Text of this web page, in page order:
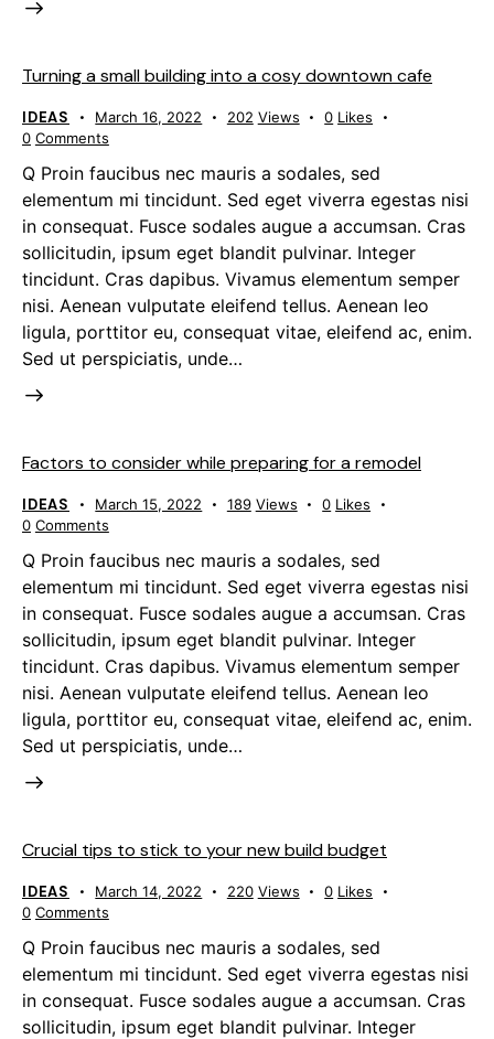
Turning a small building into a cosy downtown cafe
IDEAS March 16, 2022 202 Views 0 Likes
0 Comments
Q Proin faucibus nec mauris a sodales, sed
elementum mi tincidunt. Sed eget viverra egestas nisi
in consequat. Fusce sodales augue a accumsan. Cras
sollicitudin, ipsum eget blandit pulvinar. Integer
tincidunt. Cras dapibus. Vivamus elementum semper
nisi. Aenean vulputate eleifend tellus. Aenean leo
ligula, porttitor eu, consequat vitae, eleifend ac, enim.
Sed ut perspiciatis, unde…
Factors to consider while preparing for a remodel
IDEAS March 15, 2022 189 Views 0 Likes
0 Comments
Q Proin faucibus nec mauris a sodales, sed
elementum mi tincidunt. Sed eget viverra egestas nisi
in consequat. Fusce sodales augue a accumsan. Cras
sollicitudin, ipsum eget blandit pulvinar. Integer
tincidunt. Cras dapibus. Vivamus elementum semper
nisi. Aenean vulputate eleifend tellus. Aenean leo
ligula, porttitor eu, consequat vitae, eleifend ac, enim.
Sed ut perspiciatis, unde…
Crucial tips to stick to your new build budget
IDEAS March 14, 2022 220 Views 0 Likes
0 Comments
Q Proin faucibus nec mauris a sodales, sed
elementum mi tincidunt. Sed eget viverra egestas nisi
in consequat. Fusce sodales augue a accumsan. Cras
sollicitudin, ipsum eget blandit pulvinar. Integer